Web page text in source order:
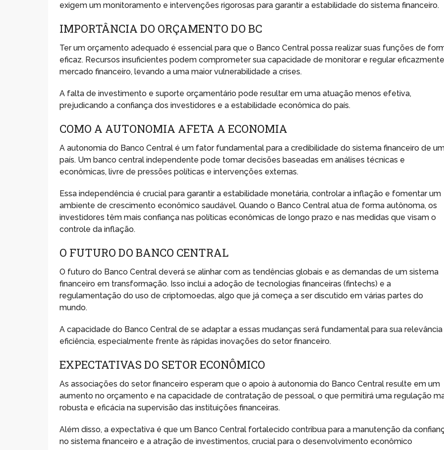
exigem um monitoramento e intervenções rigorosas para garantir a estabilidade do sistema financeiro.
IMPORTÂNCIA DO ORÇAMENTO DO BC
Ter um orçamento adequado é essencial para que o Banco Central possa realizar suas funções de
eficaz. Recursos insuficientes podem comprometer sua capacidade de monitorar e regular
mercado financeiro, levando a uma maior vulnerabilidade a crises.
A falta de investimento e suporte orçamentário pode resultar em uma atuação menos efetiva,
prejudicando a confiança dos investidores e a estabilidade econômica do país.
COMO A AUTONOMIA AFETA A ECONOMIA
A autonomia do Banco Central é um fator fundamental para a credibilidade do sistema financeiro de
país. Um banco central independente pode tomar decisões baseadas em análises técnicas e
econômicas, livre de pressões políticas e intervenções externas.
Essa independência é crucial para garantir a estabilidade monetária, controlar a inflação e fomentar um
ambiente de crescimento econômico saudável. Quando o Banco Central atua de forma autônoma, os
investidores têm mais confiança nas políticas econômicas de longo prazo e nas medidas que visam o
controle da inflação.
O FUTURO DO BANCO CENTRAL
O futuro do Banco Central deverá se alinhar com as tendências globais e as demandas de um sistema
financeiro em transformação. Isso inclui a adoção de tecnologias financeiras (fintechs) e a
regulamentação do uso de criptomoedas, algo que já começa a ser discutido em várias partes do
mundo.
A capacidade do Banco Central de se adaptar a essas mudanças será fundamental para sua relevância
eficiência, especialmente frente às rápidas inovações do setor financeiro.
EXPECTATIVAS DO SETOR ECONÔMICO
As associações do setor financeiro esperam que o apoio à autonomia do Banco Central resulte em um
aumento no orçamento e na capacidade de contratação de pessoal, o que permitirá uma regulação
robusta e eficácia na supervisão das instituições financeiras.
Além disso, a expectativa é que um Banco Central fortalecido contribua para a manutenção da
no sistema financeiro e a atração de investimentos, crucial para o desenvolvimento econômico